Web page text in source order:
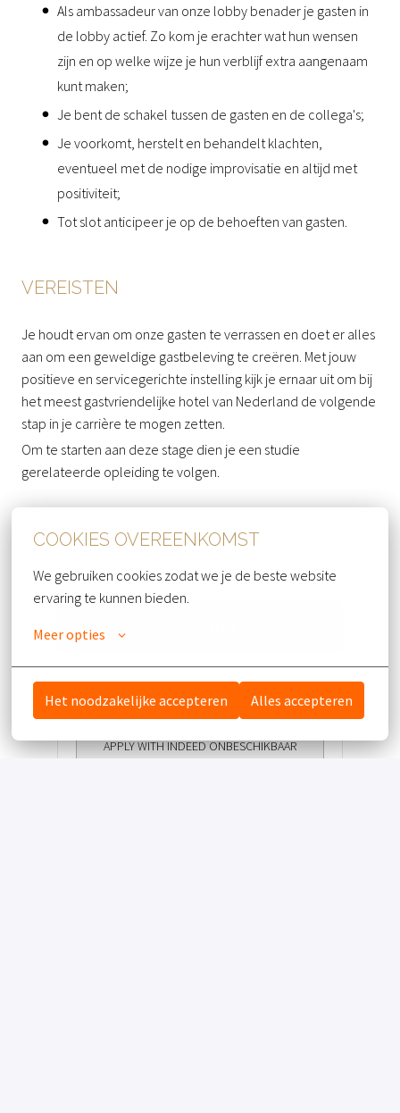
COOKIES OVEREENKOMST
We gebruiken cookies zodat we je de beste website
ervaring te kunnen bieden.
Meer opties
Het noodzakelijke accepteren Alles accepteren
Als ambassadeur van onze lobby benader je gasten in
de lobby actief. Zo kom je erachter wat hun wensen
zijn en op welke wijze je hun verblijf extra aangenaam
kunt maken;
Je bent de schakel tussen de gasten en de collega's;
Je voorkomt, herstelt en behandelt klachten,
eventueel met de nodige improvisatie en altijd met
positiviteit;
Tot slot anticipeer je op de behoeften van gasten.
VEREISTEN
Je houdt ervan om onze gasten te verrassen en doet er alles
aan om een geweldige gastbeleving te creëren. Met jouw
positieve en servicegerichte instelling kijk je ernaar uit om bij
het meest gastvriendelijke hotel van Nederland de volgende
stap in je carrière te mogen zetten.
Om te starten aan deze stage dien je een studie
gerelateerde opleiding te volgen.
oranje knop hieronder! 👇
of
APPLY WITH INDEEDONBESCHIKBAAR